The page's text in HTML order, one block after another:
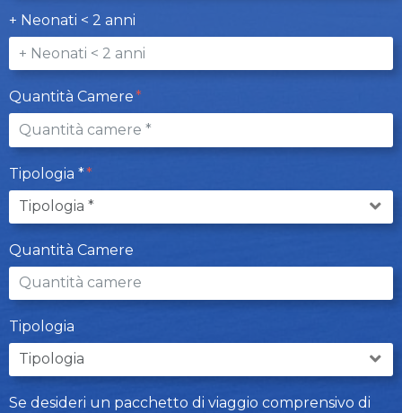
+ Neonati < 2 anni
Quantità Camere
Tipologia *
Quantità Camere
Tipologia
Se desideri un pacchetto di viaggio comprensivo di